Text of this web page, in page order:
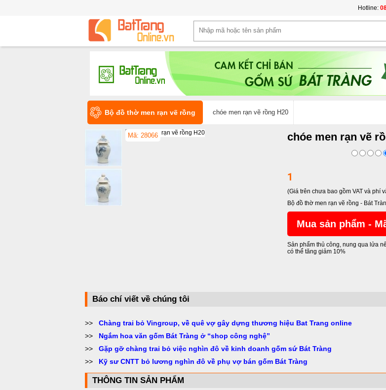
Hotline:
Bộ đồ thờ men rạn vẽ rồng chóe men rạn vẽ rồng H20
Mã: 28066 chóe men rạn vẽ
1
(Giá trên chưa bao gồm VAT và phí
Bộ đồ thờ men rạn vẽ rồng - Bát
Mua sản phẩm -
Sản phẩm thủ công, nung qua lửa
có thể tăng giảm 10%
Báo chí viết về chúng tôi
>> Chàng trai bỏ Vingroup, về quê vợ gây dựng thương hiệu Bat Trang online
>> Ngắm hoa văn gốm Bát Tràng ở “shop công nghệ”
>> Gặp gỡ chàng trai bỏ việc nghìn đô về kinh doanh gốm sứ Bát Tràng
>> Kỹ sư CNTT bỏ lương nghìn đô về phụ vợ bán gốm Bát Tràng
THÔNG TIN SẢN PHẨM